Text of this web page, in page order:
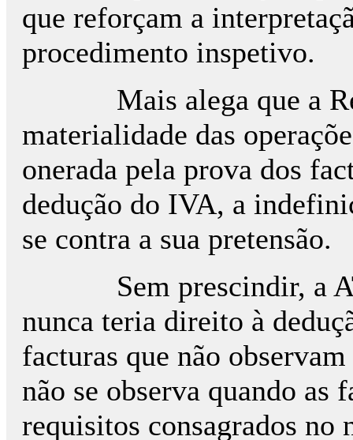
que reforçam a
procedimento inspetivo.
Mais alega que a
materialidade das
onerada pela prova dos
dedução do IVA, a
se contra a sua pretensão.
Sem prescindir, a AT
nunca teria direito à
facturas que não
não se observa quando as
requisitos consagrados no